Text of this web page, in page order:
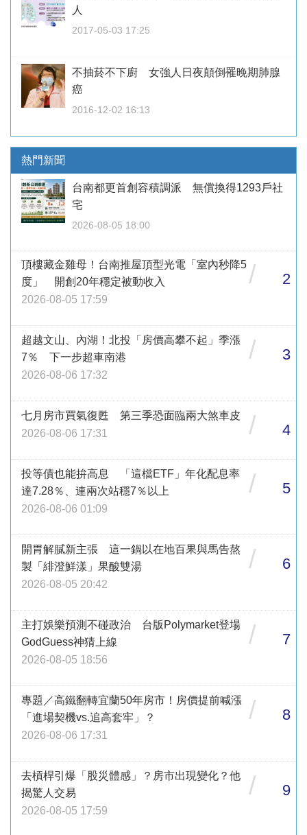
人
2017-05-03 17:25
不抽菸不下廚 女強人日夜顛倒罹晚期肺腺
癌
2016-12-02 16:13
熱門新聞
台南都更首創容積調派 無償換得1293戶社
宅
2026-08-05 18:00
頂樓藏金雞母！台南推屋頂型光電「室內秒降5
度」 開創20年穩定被動收入
2026-08-05 17:59
/ 2
超越文山、內湖！北投「房價高攀不起」季漲
7％ 下一步超車南港
2026-08-06 17:32
/ 3
七月房市買氣復甦 第三季恐面臨兩大煞車皮
2026-08-06 17:31
/ 4
投等債也能拚高息 「這檔ETF」年化配息率
達7.28％、連兩次站穩7％以上
2026-08-06 01:09
/ 5
開胃解膩新主張 這一鍋以在地百果與馬告熬
製「緋澄鮮漾」果酸雙湯
2026-08-05 20:42
/ 6
主打娛樂預測不碰政治 台版Polymarket登場
GodGuess神猜上線
2026-08-05 18:56
/ 7
專題／高鐵翻轉宜蘭50年房市！房價提前喊漲
「進場契機vs.追高套牢」？
2026-08-06 17:31
/ 8
去槓桿引爆「股災體感」？房市出現變化？他
揭驚人交易
2026-08-05 17:59
/ 9